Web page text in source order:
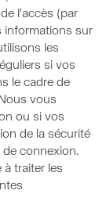
l'accès (par
informations sur
les
si vos
le cadre de
vous
ou si vos
de la sécurité
connexion.
traiter les